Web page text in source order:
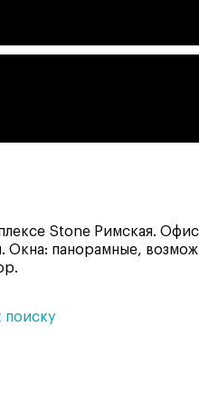
Stone Римская.
Окна: панорамные,
поиску